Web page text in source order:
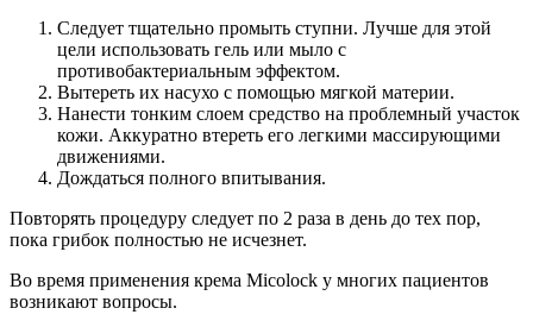
Следует тщательно промыть ступни. Лучше для этой
цели использовать гель или мыло с
противобактериальным эффектом.
Вытереть их насухо с помощью мягкой материи.
Нанести тонким слоем средство на проблемный участок
кожи. Аккуратно втереть его легкими массирующими
движениями.
Дождаться полного впитывания.
Повторять процедуру следует по 2 раза в день до тех пор,
пока грибок полностью не исчезнет.
Во время применения крема Micolock у многих пациентов
возникают вопросы.